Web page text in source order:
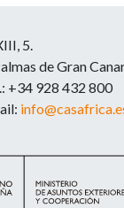
5.
de Gran
+34 928 432 800